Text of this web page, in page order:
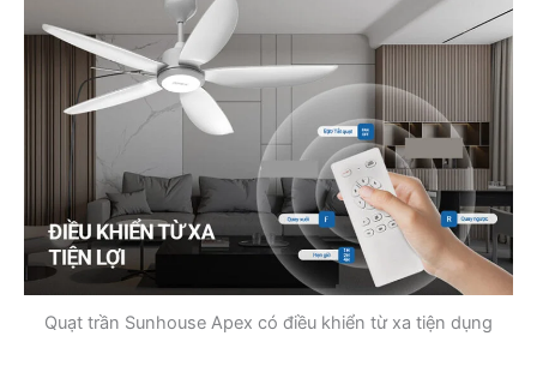
Quạt trần Sunhouse Apex có điều khiển từ xa tiện dụng